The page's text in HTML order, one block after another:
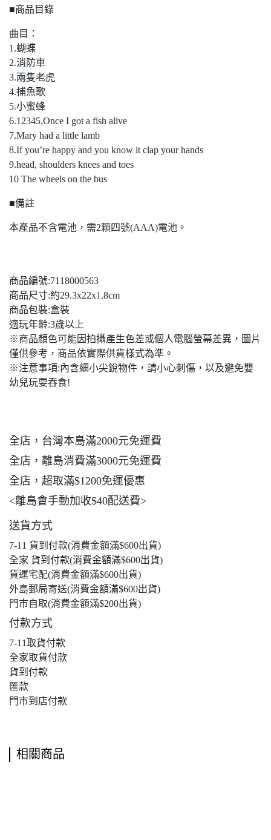
■商品目錄
曲目：
1.蝴蝶
2.消防車
3.兩隻老虎
4.捕魚歌
5.小蜜蜂
6.12345,Once I got a fish alive
7.Mary had a little lamb
8.If you’re happy and you know it clap your hands
9.head, shoulders knees and toes
10 The wheels on the bus
■備註
本產品不含電池，需2顆四號(AAA)電池。
商品編號:7118000563
商品尺寸:約29.3x22x1.8cm
商品包裝:盒裝
適玩年齡:3歲以上
※商品顏色可能因拍攝產生色差或個人電腦螢幕差異，圖片
僅供參考，商品依實際供貨樣式為準。
※注意事項:內含細小尖銳物件，請小心刺傷，以及避免嬰
幼兒玩耍吞食!
全店，台灣本島滿2000元免運費
全店，離島消費滿3000元免運費
全店，超取滿$1200免運優惠
<離島會手動加收$40配送費>
送貨方式
7-11 貨到付款(消費金額滿$600出貨)
全家 貨到付款(消費金額滿$600出貨)
貨運宅配(消費金額滿$600出貨)
外島郵局寄送(消費金額滿$600出貨)
門市自取(消費金額滿$200出貨)
付款方式
7-11取貨付款
全家取貨付款
貨到付款
匯款
門市到店付款
相關商品